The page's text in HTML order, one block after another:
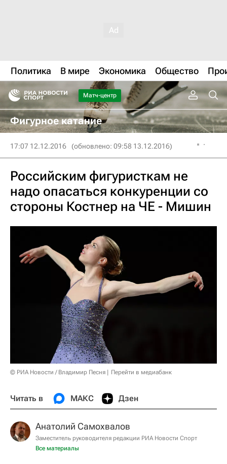
Политика В мире Экономика Общество
Матч-центр
Фигурное катание
17:07 12.12.2016 (обновлено: 09:58 13.12.2016)
Российским фигуристкам не
надо опасаться конкуренции со
стороны Костнер на ЧЕ - Мишин
© РИА Новости / Владимир Песня Перейти в медиабанк
Читать в МАКС Дзен
Анатолий Самохвалов
Заместитель руководителя редакции РИА Новости Спорт
Все материалы